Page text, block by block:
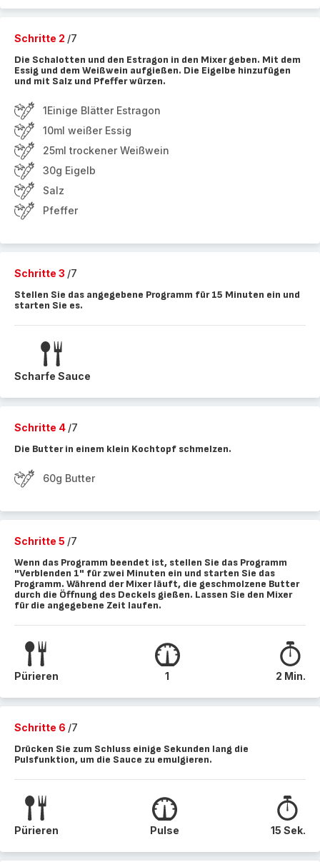
Schritte 2 /7
Die Schalotten und den Estragon in den Mixer geben. Mit dem
Essig und dem Weißwein aufgießen. Die Eigelbe hinzufügen
und mit Salz und Pfeffer würzen.
1Einige Blätter Estragon
10ml weißer Essig
25ml trockener Weißwein
30g Eigelb
Salz
Pfeffer
Schritte 3 /7
Stellen Sie das angegebene Programm für 15 Minuten ein und
starten Sie es.
Scharfe Sauce
Schritte 4 /7
Die Butter in einem klein Kochtopf schmelzen.
60g Butter
Schritte 5 /7
Wenn das Programm beendet ist, stellen Sie das Programm
"Verblenden 1" für zwei Minuten ein und starten Sie das
Programm. Während der Mixer läuft, die geschmolzene Butter
durch die Öffnung des Deckels gießen. Lassen Sie den Mixer
für die angegebene Zeit laufen.
Pürieren 1 2 Min.
Schritte 6 /7
Drücken Sie zum Schluss einige Sekunden lang die
Pulsfunktion, um die Sauce zu emulgieren.
Pürieren Pulse 15 Sek.